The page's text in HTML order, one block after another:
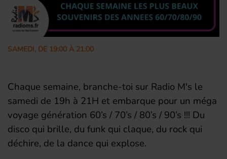
SAMEDI, DE 19:00 À 21:00
Chaque semaine, branche-toi sur Radio M's le
samedi de 19h à 21H et embarque pour un méga
voyage génération 60’s / 70’s / 80’s / 90’s !!! Du
disco qui brille, du funk qui claque, du rock qui
déchire, de la dance qui explose.